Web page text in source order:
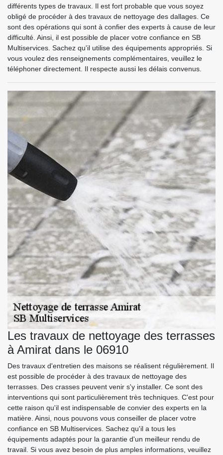
différents types de travaux. Il est fort probable que vous soyez
obligé de procéder à des travaux de nettoyage des dallages. Ce
sont des opérations qui sont à confier des experts à cause de leur
difficulté. Ainsi, il est possible de placer votre confiance en SB
Multiservices. Sachez qu'il utilise des équipements appropriés. Si
vous voulez des renseignements complémentaires, veuillez le
téléphoner directement. Il respecte aussi les délais convenus.
Les travaux de nettoyage des terrasses
à Amirat dans le 06910
Des travaux d'entretien des maisons se réalisent régulièrement. Il
est possible de procéder à des travaux de nettoyage des
terrasses. Des crasses peuvent venir s'y installer. Ce sont des
interventions qui sont particulièrement très techniques. C'est pour
cette raison qu'il est indispensable de convier des experts en la
matière. Ainsi, nous pouvons vous conseiller de placer votre
confiance en SB Multiservices. Sachez qu'il a tous les
équipements adaptés pour la garantie d'un meilleur rendu de
travail. Si vous avez besoin de plus amples informations, veuillez